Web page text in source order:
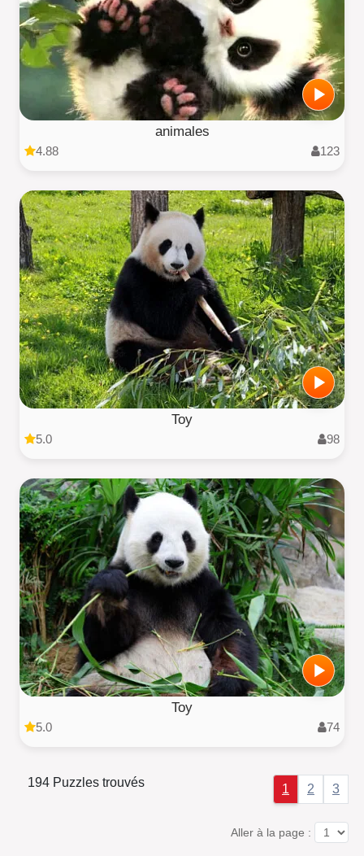
animales
4.88 123
Toy
5.0 98
Toy
5.0 74
194 Puzzles trouvés 1 2 3
Aller à la page :